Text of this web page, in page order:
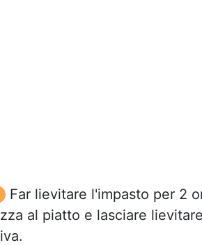
Far lievitare l'impasto per 2
al piatto e lasciare